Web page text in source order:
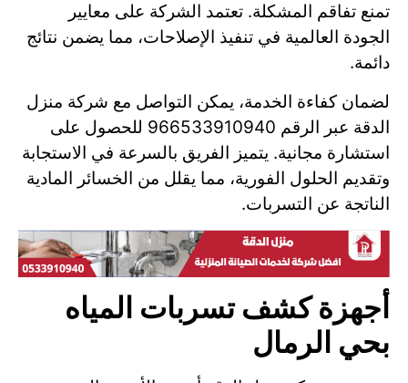
تمنع تفاقم المشكلة. تعتمد الشركة على معايير
الجودة العالمية في تنفيذ الإصلاحات، مما يضمن نتائج
دائمة.
لضمان كفاءة الخدمة، يمكن التواصل مع شركة منزل
الدقة عبر الرقم 966533910940 للحصول على
استشارة مجانية. يتميز الفريق بالسرعة في الاستجابة
وتقديم الحلول الفورية، مما يقلل من الخسائر المادية
الناتجة عن التسربات.
أجهزة كشف تسربات المياه
بحي الرمال